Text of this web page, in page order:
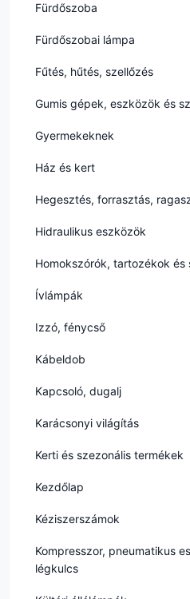
Fürdőszoba
Fürdőszobai lámpa
Fűtés, hűtés, szellőzés
Gumis gépek, eszközök és
Gyermekeknek
Ház és kert
Hegesztés, forrasztás,
Hidraulikus eszközök
Homokszórók, tartozékok és
Ívlámpák
Izzó, fénycső
Kábeldob
Kapcsoló, dugalj
Karácsonyi világítás
Kerti és szezonális termékek
Kezdőlap
Kéziszerszámok
Kompresszor, pneumatikus
légkulcs